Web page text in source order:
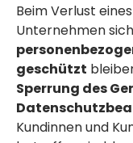
Beim Verlust
Unternehmen
geschützt
Sperrung des
Kundinnen und